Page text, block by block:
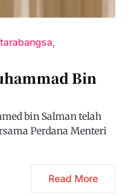
Bin
bin Salman telah
Perdana Menteri
Read More